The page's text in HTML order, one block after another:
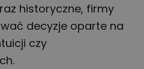
historyczne, firmy
decyzje oparte na
czy